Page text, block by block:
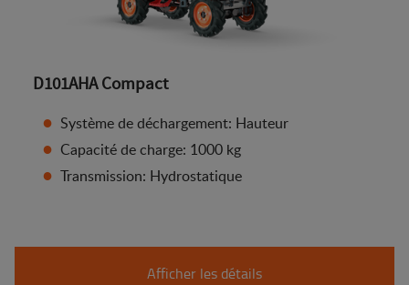
D101AHA Compact
Système de déchargement: Hauteur
Capacité de charge: 1000 kg
Transmission: Hydrostatique
Afficher les détails